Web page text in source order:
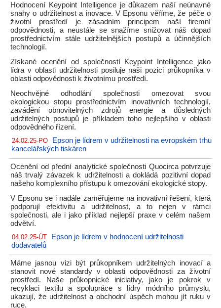
Hodnocení Keypoint Intelligence je důkazem naší neúnavné
snahy o udržitelnost a inovace. V Epsonu věříme, že péče o
životní prostředí je zásadním principem naší firemní
odpovědnosti, a neustále se snažíme snižovat náš dopad
prostřednictvím stále udržitelnějších postupů a účinnějších
technologií.
Získané ocenění od společností Keypoint Intelligence jako
lídra v oblasti udržitelnosti posiluje naši pozici průkopníka v
oblasti odpovědnosti k životnímu prostředí.
Neochvějné odhodlání společnosti omezovat svou
ekologickou stopu prostřednictvím inovativních technologií,
zavádění obnovitelných zdrojů energie a důsledných
udržitelných postupů je příkladem toho nejlepšího v oblasti
odpovědného řízení.
24.02.25-PO
Epson je lídrem v udržitelnosti na evropském trhu
kancelářských tiskáren
Ocenění od přední analytické společnosti Quocirca potvrzuje
náš trvalý závazek k udržitelnosti a dokládá pozitivní dopad
našeho komplexního přístupu k omezování ekologické stopy.
V Epsonu se i nadále zaměřujeme na inovativní řešení, která
podporují efektivitu a udržitelnost, a to nejen v rámci
společnosti, ale i jako příklad nejlepší praxe v celém našem
odvětví.
04.02.25-ÚT
Epson je lídrem v hodnocení udržitelnosti
dodavatelů
Máme jasnou vizi být průkopníkem udržitelných inovací a
stanovit nové standardy v oblasti odpovědnosti za životní
prostředí. Naše průkopnické iniciativy, jako je pokrok v
recyklaci textilu a spolupráce s lídry módního průmyslu,
ukazují, že udržitelnost a obchodní úspěch mohou jít ruku v
ruce.